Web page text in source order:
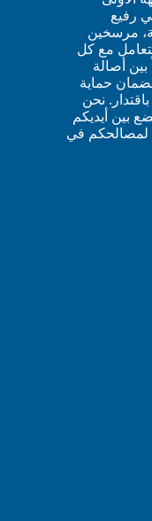
رفيع
مرسخين
مع كل
أصالة
حماية
نحن
بين أيديكم
لمصالحكم في